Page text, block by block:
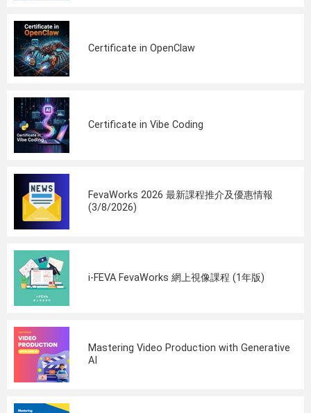
Certificate in OpenClaw
Certificate in Vibe Coding
FevaWorks 2026 最新課程推介及優惠情報
(3/8/2026)
i-FEVA FevaWorks 網上視像課程 (1年版)
Mastering Video Production with Generative
AI